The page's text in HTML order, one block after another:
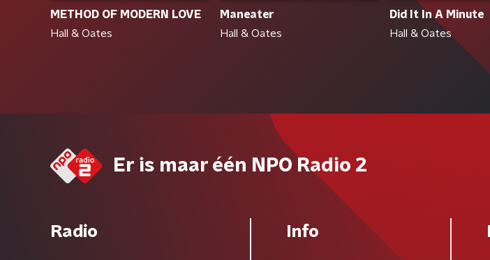
METHOD OF MODERN LOVE
Hall & Oates
Maneater
Hall & Oates
Did It In A Minute
Hall & Oates
Er is maar één NPO Radio 2
Radio Info